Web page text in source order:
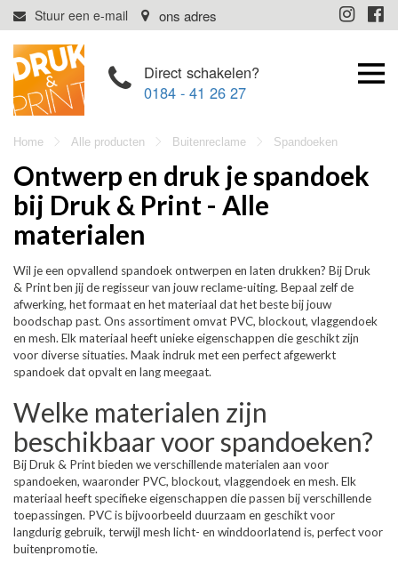
Direct schakelen?
0184 - 41 26 27
Home Alle producten Buitenreclame Spandoeken
Ontwerp en druk je spandoek
bij Druk & Print - Alle
materialen
Wil je een opvallend spandoek ontwerpen en laten drukken? Bij Druk
& Print ben jij de regisseur van jouw reclame-uiting. Bepaal zelf de
afwerking, het formaat en het materiaal dat het beste bij jouw
boodschap past. Ons assortiment omvat PVC, blockout, vlaggendoek
en mesh. Elk materiaal heeft unieke eigenschappen die geschikt zijn
voor diverse situaties. Maak indruk met een perfect afgewerkt
spandoek dat opvalt en lang meegaat.
Welke materialen zijn
beschikbaar voor spandoeken?
Bij Druk & Print bieden we verschillende materialen aan voor
spandoeken, waaronder PVC, blockout, vlaggendoek en mesh. Elk
materiaal heeft specifieke eigenschappen die passen bij verschillende
toepassingen. PVC is bijvoorbeeld duurzaam en geschikt voor
langdurig gebruik, terwijl mesh licht- en winddoorlatend is, perfect voor
buitenpromotie.